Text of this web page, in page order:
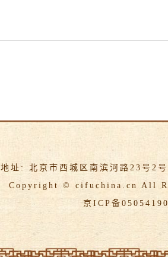
地址: 北京市西城区南滨河路23号2
Copyright © cifuchina.cn All
京ICP备